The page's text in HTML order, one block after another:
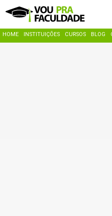
HOME INSTITUIÇÕES CURSOS BLOG